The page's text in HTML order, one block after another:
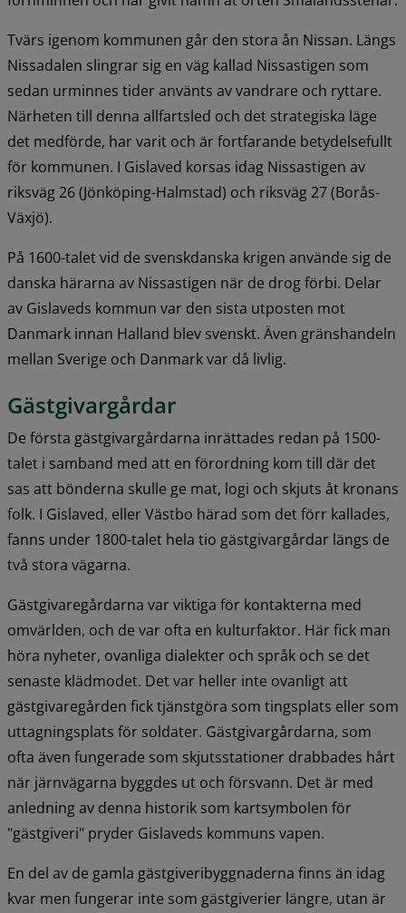
Tvärs igenom kommunen går den stora ån Nissan. Längs
Nissadalen slingrar sig en väg kallad Nissastigen som
sedan urminnes tider använts av vandrare och ryttare.
Närheten till denna allfartsled och det strategiska läge
det medförde, har varit och är fortfarande betydelsefullt
för kommunen. I Gislaved korsas idag Nissastigen av
riksväg 26 (Jönköping-Halmstad) och riksväg 27 (Borås-
Växjö).
På 1600-talet vid de svenskdanska krigen använde sig de
danska härarna av Nissastigen när de drog förbi. Delar
av Gislaveds kommun var den sista utposten mot
Danmark innan Halland blev svenskt. Även gränshandeln
mellan Sverige och Danmark var då livlig.
Gästgivargårdar
De första gästgivargårdarna inrättades redan på 1500-
talet i samband med att en förordning kom till där det
sas att bönderna skulle ge mat, logi och skjuts åt kronans
folk. I Gislaved, eller Västbo härad som det förr kallades,
fanns under 1800-talet hela tio gästgivargårdar längs de
två stora vägarna.
Gästgivaregårdarna var viktiga för kontakterna med
omvärlden, och de var ofta en kulturfaktor. Här fick man
höra nyheter, ovanliga dialekter och språk och se det
senaste klädmodet. Det var heller inte ovanligt att
gästgivaregården fick tjänstgöra som tingsplats eller som
uttagningsplats för soldater. Gästgivargårdarna, som
ofta även fungerade som skjutsstationer drabbades hårt
när järnvägarna byggdes ut och försvann. Det är med
anledning av denna historik som kartsymbolen för
"gästgiveri" pryder Gislaveds kommuns vapen.
En del av de gamla gästgiveribyggnaderna finns än idag
kvar men fungerar inte som gästgiverier längre, utan är